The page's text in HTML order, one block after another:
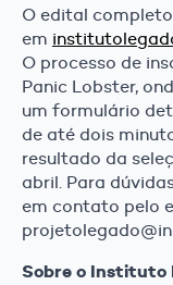
O edital
em
O processo de
Panic Lobster,
um formulário
de até dois
resultado da
abril. Para
em contato pelo
Sobre o Instituto